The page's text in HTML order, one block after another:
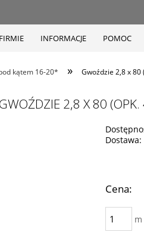
INFORMACJE POMOC
kątem 16-20* » Gwoździe 2,8 x 80
2,8 X 80
Dostawa:
Cena:
m